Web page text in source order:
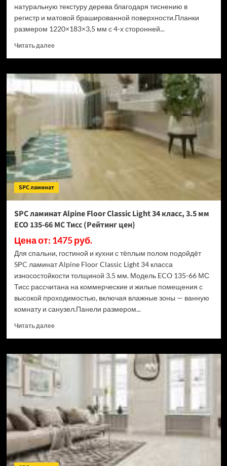
натуральную текстуру дерева благодаря тиснению в
регистр и матовой брашированной поверхности.Планки
размером 1220×183×3,5 мм с 4-х сторонней...
Читать далееПрочитать
SPC
ламинат
Alpine
34
класс,
3.5
мм
ECO
141-
88
(Рейтинг
цен)
SPC ламинат
SPC ламинат Alpine Floor Classic Light 34 класс, 3.5 мм
ECO 135-66 МС Тисс (Рейтинг цен)
Цена от: 1475 руб.
Для спальни, гостиной и кухни с тёплым полом подойдёт
SPC ламинат Alpine Floor Classic Light 34 класса
износостойкости толщиной 3.5 мм. Модель ECO 135-66 МС
Тисс рассчитана на коммерческие и жилые помещения с
высокой проходимостью, включая влажные зоны — ванную
комнату и санузел.Панели размером...
Читать далееПрочитать
SPC
ламинат
Alpine
Floor
Classic
34
класс,
3.5
мм
ECO
135-